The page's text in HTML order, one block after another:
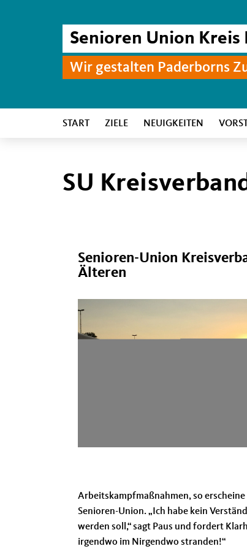
Senioren Union Kreis
Wir gestalten Paderborns
START ZIELE NEUIGKEITEN
SU
Senioren-Union
Älteren
Arbeitskampfmaßnahmen, so
Senioren-Union. „Ich habe kein
werden soll,“ sagt Paus und fordert
irgendwo im Nirgendwo stranden!“